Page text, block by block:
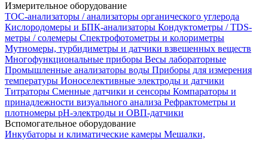
Измерительное оборудование
TOC-анализаторы / анализаторы органического углерода
Кислородомеры и БПК-анализаторы Кондуктометры / TDS-
метры / солемеры Спектрофотометры и колориметры
Мутномеры, турбидиметры и датчики взвешенных веществ
Многофункциональные приборы Весы лабораторные
Промышленные анализаторы воды Приборы для измерения
температуры Ионоселективные электроды и датчики
Титраторы Сменные датчики и сенсоры Компараторы и
принадлежности визуального анализа Рефрактометры и
плотномеры pH-электроды и ОВП-датчики
Вспомогательное оборудование
Инкубаторы и климатические камеры Мешалки,